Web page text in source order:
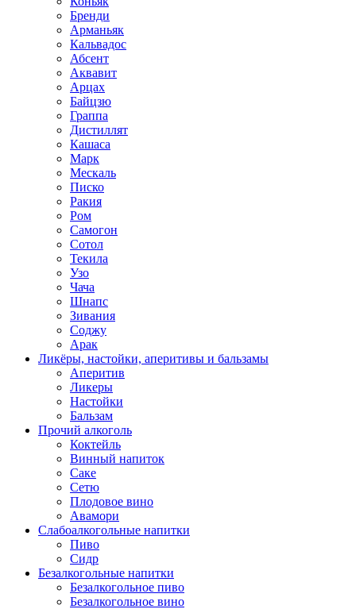
Бренди
Арманьяк
Кальвадос
Абсент
Аквавит
Арцах
Байцзю
Граппа
Дистиллят
Кашаса
Марк
Мескаль
Писко
Ракия
Ром
Самогон
Сотол
Текила
Узо
Чача
Шнапс
Зивания
Соджу
Арак
Ликёры, настойки, аперитивы и бальзамы
Аперитив
Ликеры
Настойки
Бальзам
Прочий алкоголь
Коктейль
Винный напиток
Саке
Сетю
Плодовое вино
Авамори
Слабоалкогольные напитки
Пиво
Сидр
Безалкогольные напитки
Безалкогольное пиво
Безалкогольное вино